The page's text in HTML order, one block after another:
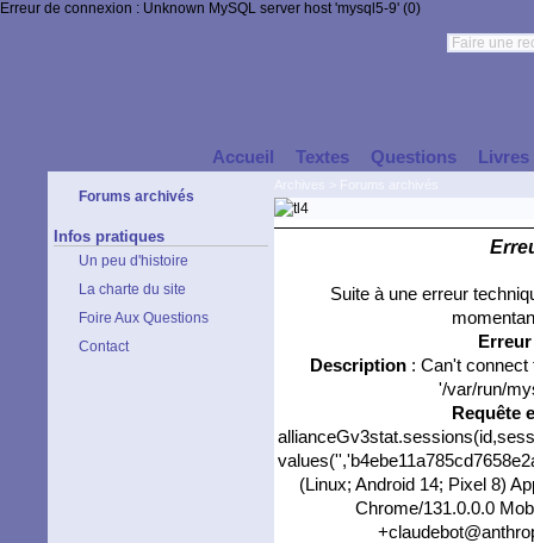
Erreur de connexion : Unknown MySQL server host 'mysql5-9' (0)
Accueil Textes Questions Livres
Forums archivés
Infos pratiques
Un peu d'histoire
La charte du site
Foire Aux Questions
Contact
Suite à une erreur
Description: Can't connect
'/var/run/
Requête
(Linux; Android 14; Pixel 8)
Chrome/131.0.0.0